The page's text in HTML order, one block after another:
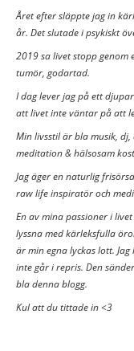
Året efter släppte jag in
år. Det slutade i psykiskt
2019 sa livet stopp genom
tumör, godartad.
I dag lever jag på ett
att livet inte väntar på att
Min livsstil är bla musik,
meditation & hälsosam
Jag äger en naturlig
raw life inspiratör och
En av mina passioner i
lyssna med kärleksfulla
är min egna lyckas lott.
inte går i repris. Den
bla denna blogg.
Kul att du tittade in <3